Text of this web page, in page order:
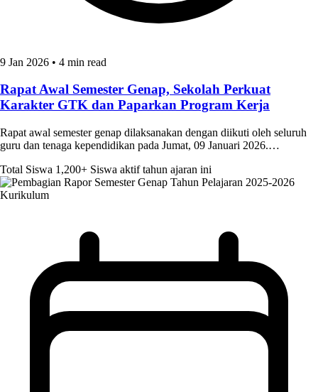
9 Jan 2026 • 4 min read
Rapat Awal Semester Genap, Sekolah Perkuat
Karakter GTK dan Paparkan Program Kerja
Rapat awal semester genap dilaksanakan dengan diikuti oleh seluruh
guru dan tenaga kependidikan pada Jumat, 09 Januari 2026.…
Total Siswa 1,200+ Siswa aktif tahun ajaran ini
Kurikulum